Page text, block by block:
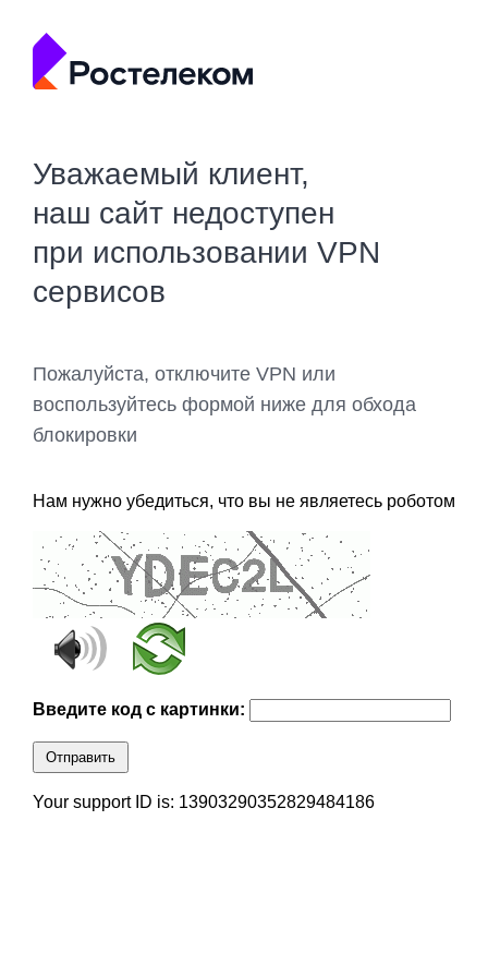
Уважаемый клиент,
наш сайт недоступен
при использовании VPN
сервисов
Пожалуйста, отключите VPN или
воспользуйтесь формой ниже для обхода
блокировки
Нам нужно убедиться, что вы не являетесь роботом
Введите код с картинки:
Отправить
Your support ID is: 13903290352829484186